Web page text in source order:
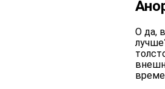
О да,